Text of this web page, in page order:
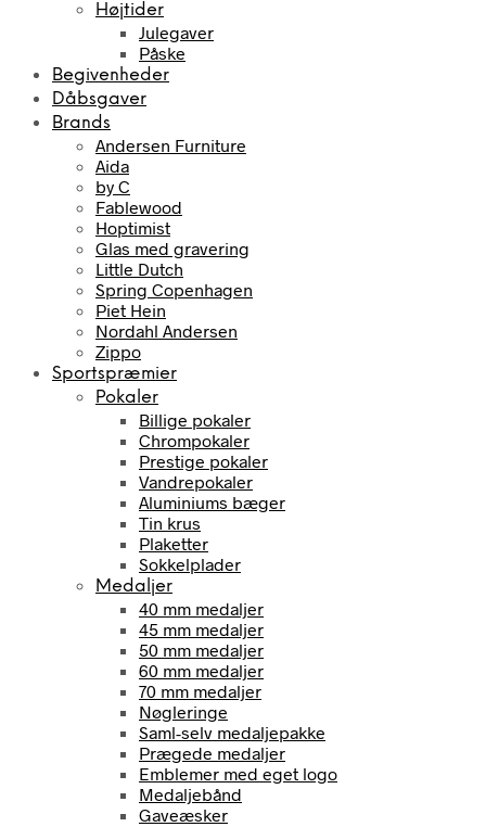
Højtider
Julegaver
Påske
Begivenheder
Dåbsgaver
Brands
Andersen Furniture
Aida
by C
Fablewood
Hoptimist
Glas med gravering
Little Dutch
Spring Copenhagen
Piet Hein
Nordahl Andersen
Zippo
Sportspræmier
Pokaler
Billige pokaler
Chrompokaler
Prestige pokaler
Vandrepokaler
Aluminiums bæger
Tin krus
Plaketter
Sokkelplader
Medaljer
40 mm medaljer
45 mm medaljer
50 mm medaljer
60 mm medaljer
70 mm medaljer
Nøgleringe
Saml-selv medaljepakke
Prægede medaljer
Emblemer med eget logo
Medaljebånd
Gaveæsker